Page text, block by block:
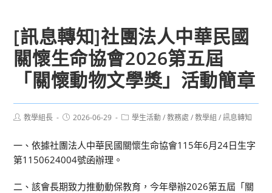
[訊息轉知]社團法人中華民國
關懷生命協會2026第五屆
「關懷動物文學獎」活動簡章
Post教學組長
Post2026-06-29
Post學生活動 / 教務處 / 教學組 / 訊息轉知
一、依據社團法人中華民國關懷生命協會115年6月24日生字
第1150624004號函辦理。
二、該會長期致力推動動保教育，今年舉辦2026第五屆「關